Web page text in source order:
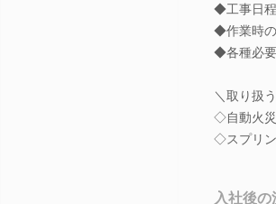
◆工事日
◆作業時
◆各種必
＼取り扱
◇自動火災
◇スプリ
入社後の